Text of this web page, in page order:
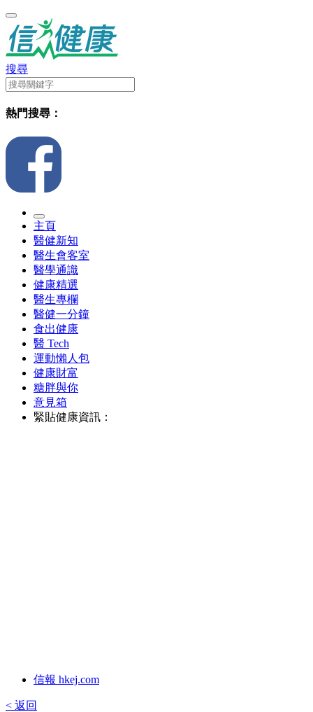
搜尋
熱門搜尋：
主頁
醫健新知
醫生會客室
醫學通識
健康精選
醫生專欄
醫健一分鐘
食出健康
醫 Tech
運動懶人包
健康財富
糖胖與你
意見箱
緊貼健康資訊：
信報 hkej.com
< 返回